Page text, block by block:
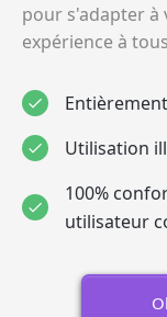
pour s'adapter à
expérience à
Utilisation
100%
utilisateur